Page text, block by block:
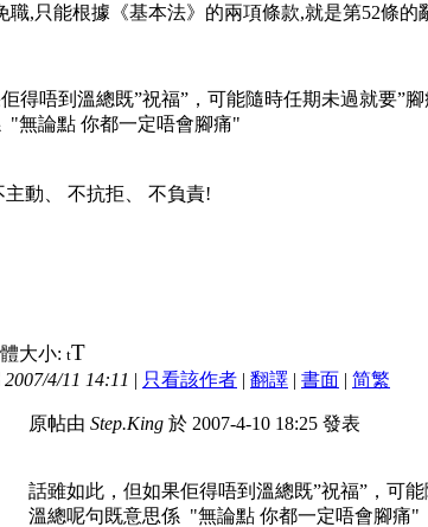
職,只能根據《基本法》的兩項條款,就是第52條
得唔到溫總既”祝福”，可能隨時任期未過就要”腳
"無論點 你都一定唔會腳痛"
動、 不抗拒、 不負責!
大小: tT
2007/4/11 14:11 | 只看該作者 | 翻譯 | 書面 | 简繁
原帖由 Step.King 於 2007-4-10 18:25 發表
話雖如此，但如果佢得唔到溫總既”祝福”，可
溫總呢句既意思係 "無論點 你都一定唔會腳痛"